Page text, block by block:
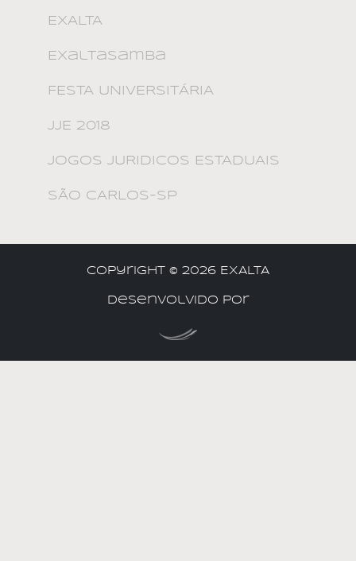
EXALTA
ExaltaSamba
FESTA UNIVERSITÁRIA
JJE 2018
JOGOS JURIDICOS ESTADUAIS
SÃO CARLOS-SP
Copyright © 2026 EXALTA
Desenvolvido por